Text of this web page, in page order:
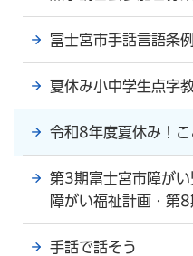
富士宮市手話言語条例
夏休み小中学生点字
令和8年度夏休み！
第3期富士宮市障が
障がい福祉計画・第
手話で話そう